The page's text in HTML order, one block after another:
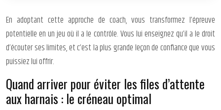
En adoptant cette approche de coach, vous transformez l’épreuve
potentielle en un jeu où il a le contrôle. Vous lui enseignez qu’il a le droit
d’écouter ses limites, et c’est la plus grande leçon de confiance que vous
puissiez lui offrir.
Quand arriver pour éviter les files d’attente
aux harnais : le créneau optimal